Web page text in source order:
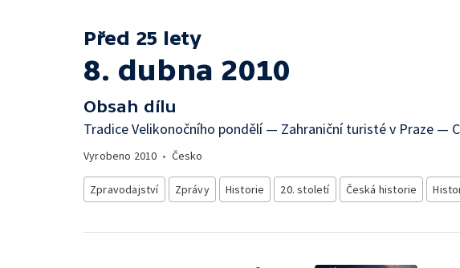
Před 25 lety
8. dubna 2010
Obsah dílu
Tradice Velikonočního pondělí — Zahraniční turisté v Praze —
Vyrobeno 2010 • Česko
Zpravodajství Zprávy Historie 20. století Česká historie